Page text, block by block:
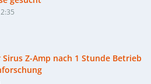
Z-Amp nach 1 Stunde Betrieb